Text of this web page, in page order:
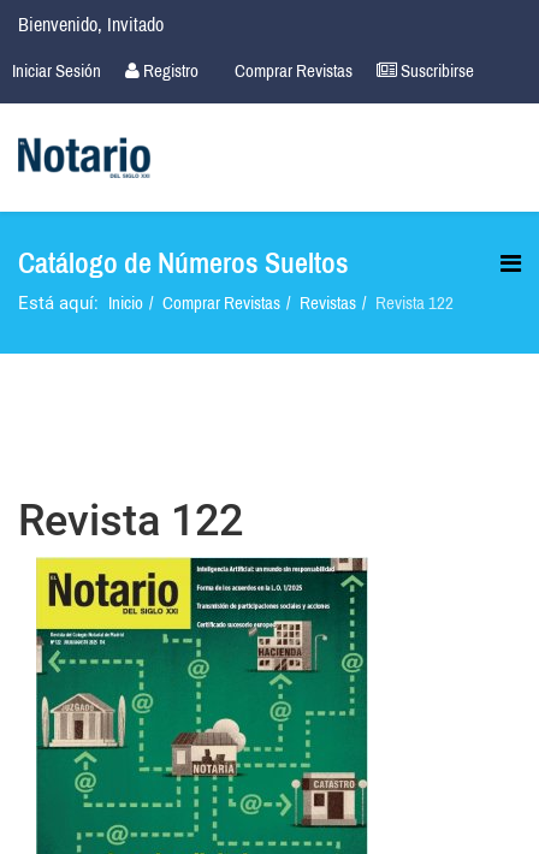
Bienvenido, Invitado
Registro
Iniciar Sesión Suscribirse
Comprar Revistas
Catálogo de Números Sueltos
Está aquí: Inicio Comprar Revistas Revistas Revista 122
Revista 122